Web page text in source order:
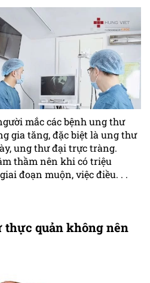
mắc các bệnh ung thư
gia tăng, đặc biệt là ung thư
ung thư đại trực tràng.
thầm nên khi có triệu
đoạn muộn, việc điều. . .
thực quản không nên